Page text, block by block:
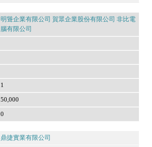
明聳企業有限公司 賀眾企業股份有限公司 非比電
腦有限公司
1
50,000
0
鼎捷實業有限公司